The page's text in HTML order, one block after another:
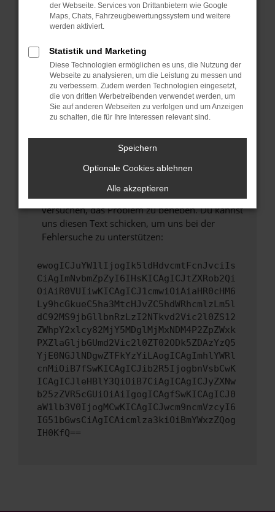
Fenster?
Starte dein Gerät neu.
Probleme zu beheben.
Stelle sicher, dass dein Browser und dein
Betriebssystem auf dem neuesten Stand
sind.
Veraltete Software birgt nicht nur ein
Sicherheitsrisiko, sondern kann auch dazu
führen, dass bestimmte Funktionen nicht mehr
unterstützt werden.
Wende dich an den Webseitenbetreiber.
Wenn du alle oben genannten Schritte versucht
hast, kontaktiere uns bitte. Wir werden
versuchen, das Problem zu beheben. Du kannst
uns diesen Text schicken, um uns bei der
Fehlersuche zu unterstützen:
ewogICJuYW1lIjogIk5ldHdvcmtFcnJvciIs
CiAgImNvbmZpZyI6IHsKICAgICJtZXRob2Qi
OiAiR0VUIiwKICAgICJ1cmwiOiAiaHR0cHM6
Ly9hcGkueC5ha3MtcHJvZC5hdWRhcmlzLm5l
dC92MS9jbGllbnRzLzI2NTkvd2Vic2l0ZS12
ZWhpY2xlcy82MjY5MDglMjMxNDM4P2ZpZWxk
PXZlaGljbGUmd2Vic2l0ZT02ODk5ZDAzYzQ5
YjE0NGJlNDgwZTFkYzYiLAogICAgImhlYWRl
cnMiOiB7fSwKICAgICJib2R5IjogbnVsbCwK
ICAgICJleHBlY3QiOiB7CiAgICAgICJyZXNw
b25zZVR5cGUiOiAiIgogICAgfSwKICAgICJ0
aW1lb3V0IjogMCwKICAgICJwcm9ncmVzcyI6
IG51bGwsCiAgICAicmlza3kiOiBmYWxzZQog
IH0KfQ==
der Webseite. Services von Drittanbietern wie Google
Maps, Chats, Fahrzeugbewertungssystem und weitere
werden aktiviert.
Statistik und Marketing
Diese Technologien ermöglichen es uns, die Nutzung der
Webseite zu analysieren, um die Leistung zu messen und
zu verbessern. Zudem werden Technologien eingesetzt,
die von dritten Werbetreibenden verwendet werden, um
Sie auf anderen Webseiten zu verfolgen und um Anzeigen
zu schalten, die für Ihre Interessen relevant sind.
Speichern
Optionale Cookies ablehnen
Alle akzeptieren